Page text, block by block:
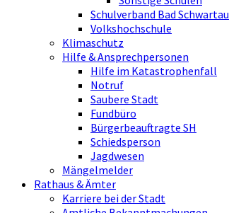
Schulverband Bad Schwartau
Volkshochschule
Klimaschutz
Hilfe & Ansprechpersonen
Hilfe im Katastrophenfall
Notruf
Saubere Stadt
Fundbüro
Bürgerbeauftragte SH
Schiedsperson
Jagdwesen
Mängelmelder
Rathaus & Ämter
Karriere bei der Stadt